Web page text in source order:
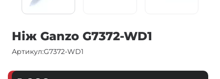
Ніж Ganzo G7372-WD1
Артикул:G7372-WD1